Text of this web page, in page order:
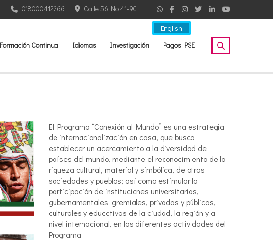
English
Calle 56 No 41-90
018000412266
Formación Continua Idiomas Investigación Pagos PSE
El Programa “Conexión al Mundo” es una estrategia
de internacionalización en casa, que busca
establecer un acercamiento a la diversidad de
países del mundo, mediante el reconocimiento de la
riqueza cultural, material y simbólica, de otras
sociedades y pueblos; así como estimular la
participación de instituciones universitarias,
gubernamentales, gremiales, privadas y públicas,
culturales y educativas de la ciudad, la región y a
nivel internacional, en las diferentes actividades del
Programa.